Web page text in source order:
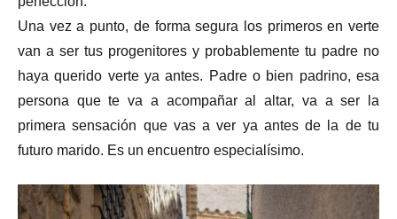
Una vez a punto, de forma segura los primeros en verte
van a ser tus progenitores y probablemente tu padre no
haya querido verte ya antes. Padre o bien padrino, esa
persona que te va a acompañar al altar, va a ser la
primera sensación que vas a ver ya antes de la de tu
futuro marido. Es un encuentro especialísimo.